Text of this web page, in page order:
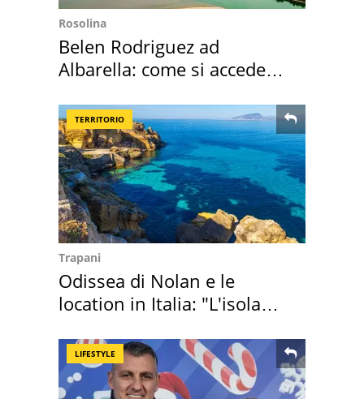
Rosolina
Belen Rodriguez ad
Albarella: come si accede
TERRITORIO
Trapani
Odissea di Nolan e le
location in Italia: "L'isola
LIFESTYLE